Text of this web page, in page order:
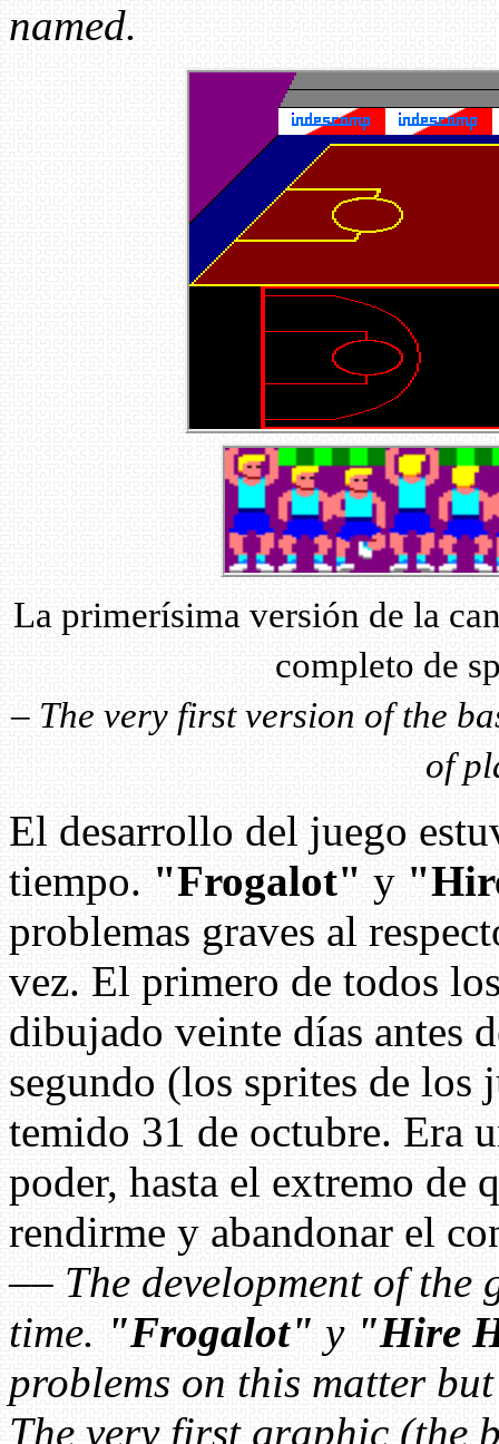
named.
La primerísima versión de la
completo de
– The very first version of the
of
El desarrollo del juego
tiempo. "Frogalot" y
problemas graves al
vez. El primero de todos
dibujado veinte días antes
segundo (los sprites de los
temido 31 de octubre. Era
poder, hasta el extremo de
rendirme y abandonar el
–– The development of the
time. "Frogalot" y "Hire
problems on this matter
The very first graphic (the